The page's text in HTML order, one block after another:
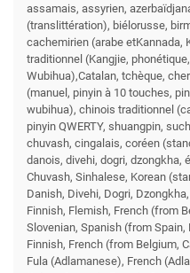
assamais, assyrien,
(translittération), biélorusse,
cachemirien (arabe etKannada,
traditionnel (Kangjie,
Wubihua),Catalan, tchèque,
(manuel, pinyin à 10 touches,
wubihua), chinois traditionnel
pinyin QWERTY, shuangpin,
chuvash, cingalais, coréen
danois, divehi, dogri, dzongkha,
Chuvash, Sinhalese, Korean
Danish, Divehi, Dogri,
Finnish, Flemish, French (from
Slovenian, Spanish (from
Finnish, French (from Belgium,
Fula (Adlamanese), French